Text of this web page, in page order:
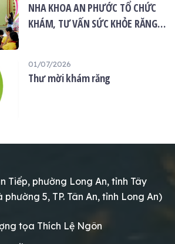
NHA KHOA AN PHƯỚC TỔ CHỨC
KHÁM, TƯ VẤN SỨC KHỎE RĂNG
01/07/2026
Thư mời khám răng
Tiếp, phường Long An, tỉnh Tây
5, TP. Tân An, tỉnh Long An)
tọa Thích Lệ Ngôn